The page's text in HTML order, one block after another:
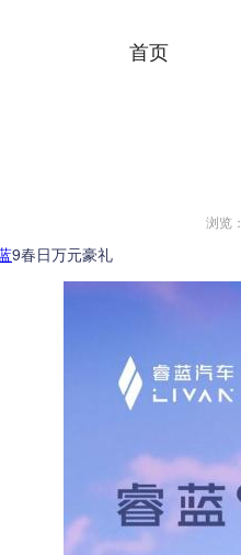
首页
浏览：
9春日万元豪礼